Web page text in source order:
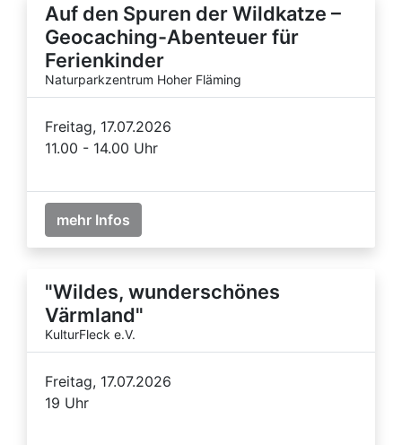
Auf den Spuren der Wildkatze –
Geocaching-Abenteuer für
Ferienkinder
Naturparkzentrum Hoher Fläming
Freitag, 17.07.2026
11.00 - 14.00 Uhr
mehr Infos
"Wildes, wunderschönes
Värmland"
KulturFleck e.V.
Freitag, 17.07.2026
19 Uhr